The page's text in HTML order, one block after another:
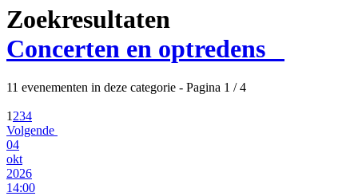
Zoekresultaten
Concerten en optredens
11 evenementen in deze categorie - Pagina 1 / 4
1234
Volgende
04
okt
2026
14:00